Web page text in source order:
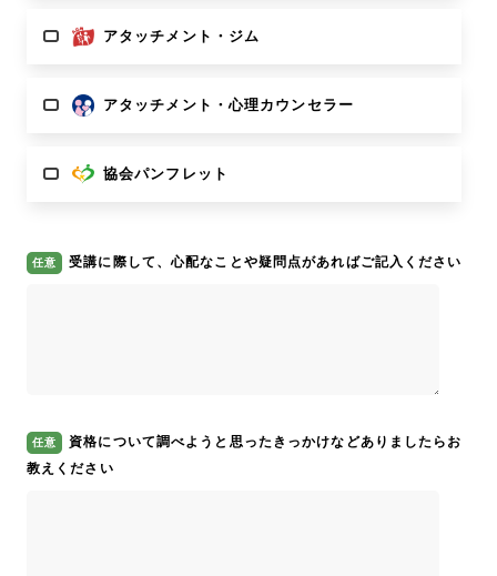
アタッチメント・ジム
アタッチメント・心理カウンセラー
協会パンフレット
受講に際して、心配なことや疑問点があればご記入ください
資格について調べようと思ったきっかけなどありましたらお
教えください